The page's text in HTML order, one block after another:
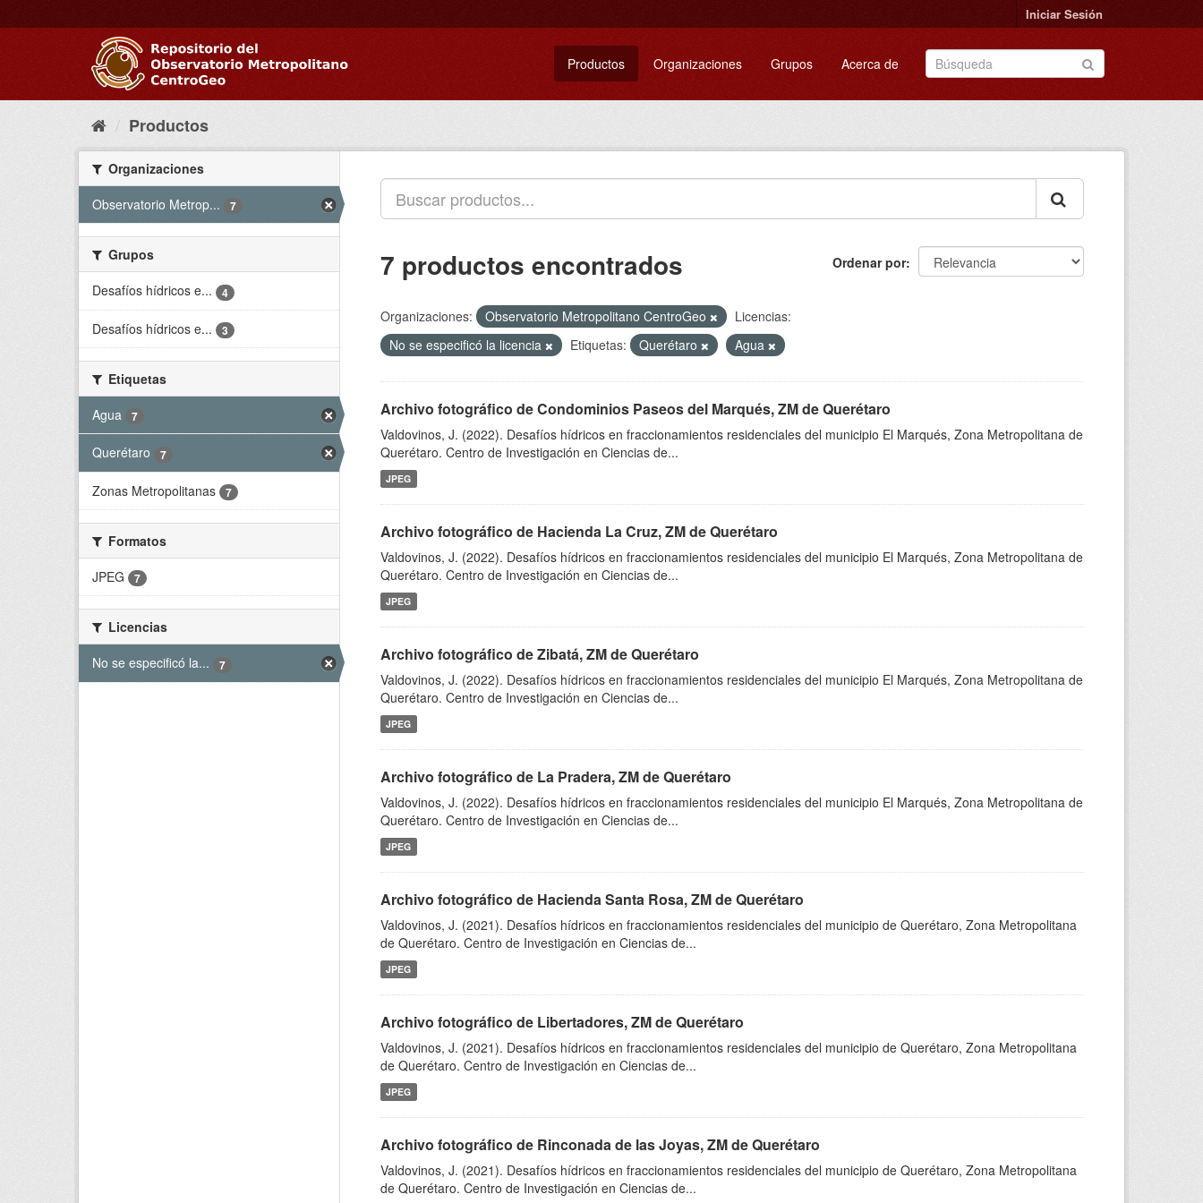
al
Iniciar Sesión
Productos Organizaciones Grupos Acerca de
Productos
Organizaciones
Observatorio Metrop...
7
Grupos
Desafíos hídricos e...
4
Desafíos hídricos e... 3
Etiquetas
Agua
7
Querétaro 7
Zonas Metropolitanas 7
Formatos
JPEG
7
Licencias
No se especificó la...
7
Ordenar por
7 productos encontrados
Organizaciones: Observatorio Metropolitano CentroGeo
Licencias:
No se especificó la licencia
Etiquetas: Querétaro Agua
Archivo fotográfico de Condominios Paseos del Marqués, ZM de Querétaro
Valdovinos, J. (2022). Desafíos hídricos en fraccionamientos residenciales del municipio El Marqués, Zona Metropolitana de
Querétaro. Centro de Investigación en Ciencias de...
JPEG
Archivo fotográfico de Hacienda La Cruz, ZM de Querétaro
Valdovinos, J. (2022). Desafíos hídricos en fraccionamientos residenciales del municipio El Marqués, Zona Metropolitana de
Querétaro. Centro de Investigación en Ciencias de...
JPEG
Archivo fotográfico de Zibatá, ZM de Querétaro
Valdovinos, J. (2022). Desafíos hídricos en fraccionamientos residenciales del municipio El Marqués, Zona Metropolitana de
Querétaro. Centro de Investigación en Ciencias de...
JPEG
Archivo fotográfico de La Pradera, ZM de Querétaro
Valdovinos, J. (2022). Desafíos hídricos en fraccionamientos residenciales del municipio El Marqués, Zona Metropolitana de
Querétaro. Centro de Investigación en Ciencias de...
JPEG
Archivo fotográfico de Hacienda Santa Rosa, ZM de Querétaro
Valdovinos, J. (2021). Desafíos hídricos en fraccionamientos residenciales del municipio de Querétaro, Zona Metropolitana
de Querétaro. Centro de Investigación en Ciencias de...
JPEG
Archivo fotográfico de Libertadores, ZM de Querétaro
Valdovinos, J. (2021). Desafíos hídricos en fraccionamientos residenciales del municipio de Querétaro, Zona Metropolitana
de Querétaro. Centro de Investigación en Ciencias de...
JPEG
Archivo fotográfico de Rinconada de las Joyas, ZM de Querétaro
Valdovinos, J. (2021). Desafíos hídricos en fraccionamientos residenciales del municipio de Querétaro, Zona Metropolitana
de Querétaro. Centro de Investigación en Ciencias de...